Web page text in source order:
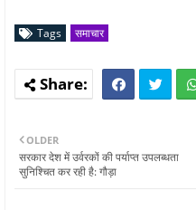
Tags समाचार
OLDER
सरकार देश में उर्वरकों की पर्याप्त उपलब्धता
सुनिश्चित कर रही है: गौड़ा